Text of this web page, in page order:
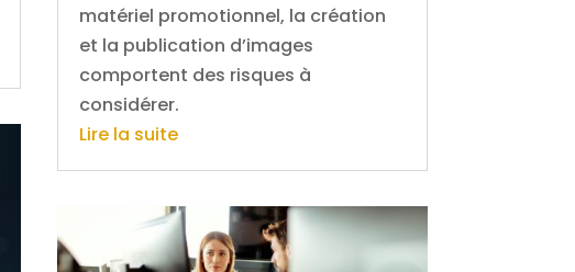
matériel promotionnel, la création
et la publication d’images
comportent des risques à
considérer.
Lire la suite